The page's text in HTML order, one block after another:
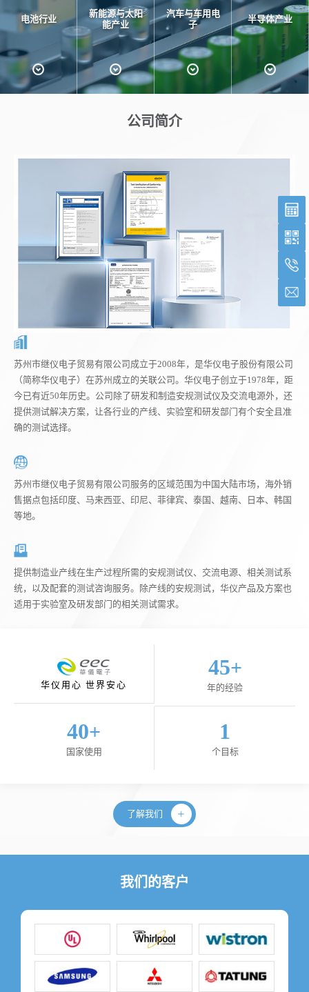
电池行业
新能源与太阳
能产业
汽车与车用电
子
半导体产业
公司简介
苏州市继仪电子贸易有限公司成立于2008年，是华仪电子股份有限公司
（简称华仪电子）在苏州成立的关联公司。华仪电子创立于1978年，距
今已有近50年历史。公司除了研发和制造安规测试仪及交流电源外，还
提供测试解决方案，让各行业的产线、实验室和研发部门有个安全且准
确的测试选择。
苏州市继仪电子贸易有限公司服务的区域范围为中国大陆市场，海外销
售据点包括印度、马来西亚、印尼、菲律宾、泰国、越南、日本、韩国
等地。
提供制造业产线在生产过程所需的安规测试仪、交流电源、相关测试系
统，以及配套的测试咨询服务。除产线的安规测试，华仪产品及方案也
适用于实验室及研发部门的相关测试需求。
华仪用心 世界安心
45+
年的经验
40+
国家使用
1
个目标
了解我们
我们的客户